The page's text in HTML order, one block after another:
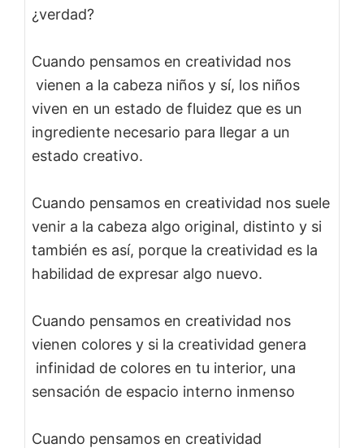
¿verdad?
Cuando pensamos en creatividad nos
vienen a la cabeza niños y sí, los niños
viven en un estado de fluidez que es un
ingrediente necesario para llegar a un
estado creativo.
Cuando pensamos en creatividad nos suele
venir a la cabeza algo original, distinto y si
también es así, porque la creatividad es la
habilidad de expresar algo nuevo.
Cuando pensamos en creatividad nos
vienen colores y si la creatividad genera
infinidad de colores en tu interior, una
sensación de espacio interno inmenso
Cuando pensamos en creatividad